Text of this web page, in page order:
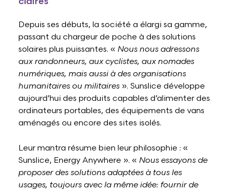
Depuis ses débuts, la société a élargi sa gamme,
passant du chargeur de poche à des solutions
solaires plus puissantes. « Nous nous adressons
aux randonneurs, aux cyclistes, aux nomades
numériques, mais aussi à des organisations
humanitaires ou militaires ». Sunslice développe
aujourd’hui des produits capables d’alimenter des
ordinateurs portables, des équipements de vans
aménagés ou encore des sites isolés.
Leur mantra résume bien leur philosophie : «
Sunslice, Energy Anywhere ». « Nous essayons de
proposer des solutions adaptées à tous les
usages, toujours avec la même idée: fournir de